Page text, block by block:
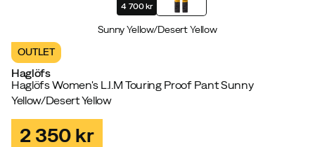
4 700 kr
Sunny Yellow/Desert Yellow
OUTLET
Haglöfs
Haglöfs Women's L.I.M Touring Proof Pant Sunny
Yellow/Desert Yellow
2 350 kr